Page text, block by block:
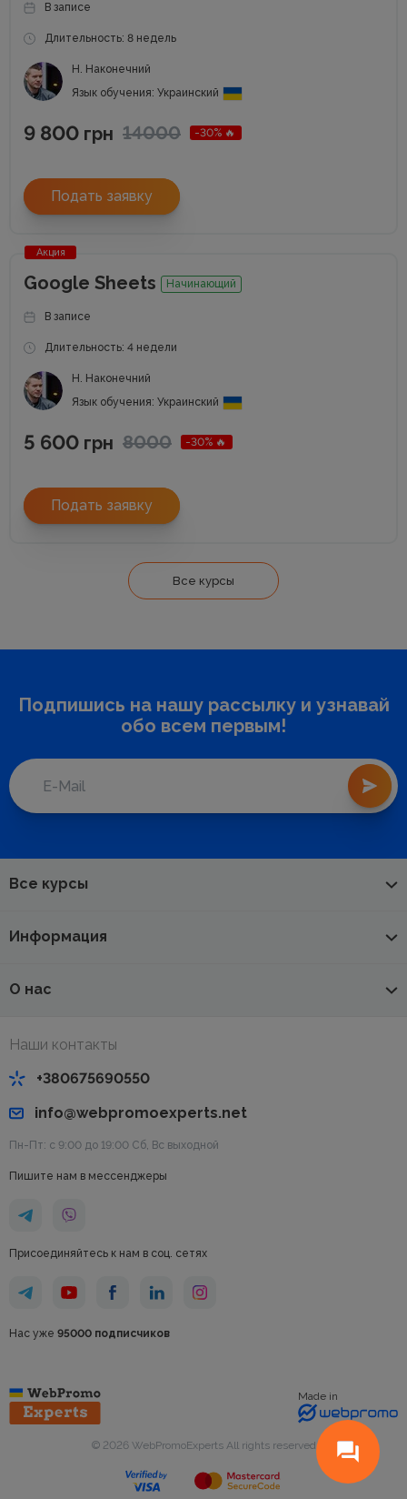
В записе
Длительность: 8 недель
Н. Наконечний
Язык обучения: Украинский
9 800 грн 14000 -30% 🔥
Подать заявку
Акция
Google Sheets Начинающий
В записе
Длительность: 4 недели
Н. Наконечний
Язык обучения: Украинский
5 600 грн 8000 -30% 🔥
Подать заявку
Все курсы
Подпишись на нашу рассылку и узнавай
обо всем первым!
Все курсы
Информация
О нас
Наши контакты
+380675690550
info@webpromoexperts.net
Пн-Пт: с 9:00 до 19:00 Cб, Вс выходной
Пишите нам в мессенджеры
Присоединяйтесь к нам в соц. сетях
Нас уже 95000 подписчиков
Made in
© 2026 WebPromoExperts All rights reserved